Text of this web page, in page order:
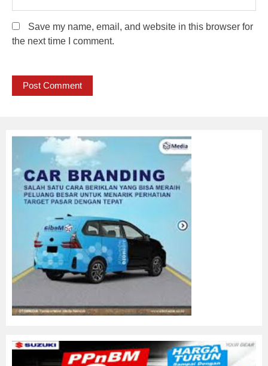
Save my name, email, and website in this browser for
the next time I comment.